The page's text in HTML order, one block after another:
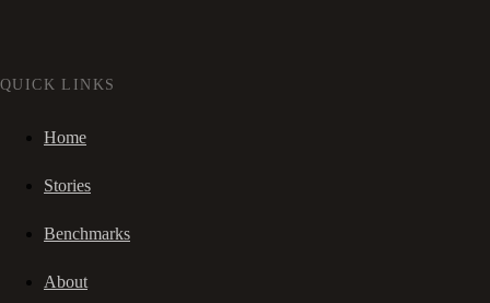
QUICK LINKS
Home
Stories
Benchmarks
About